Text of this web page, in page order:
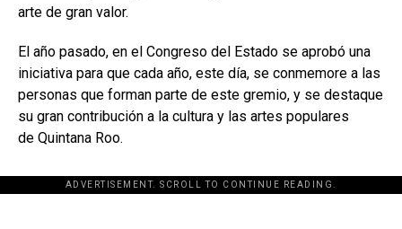
arte de gran valor.
El año pasado, en el Congreso del Estado se aprobó una
iniciativa para que cada año, este día, se conmemore a las
personas que forman parte de este gremio, y se destaque
su gran contribución a la cultura y las artes populares
de Quintana Roo.
ADVERTISEMENT. SCROLL TO CONTINUE READING.
[adsforwp id="243463"]